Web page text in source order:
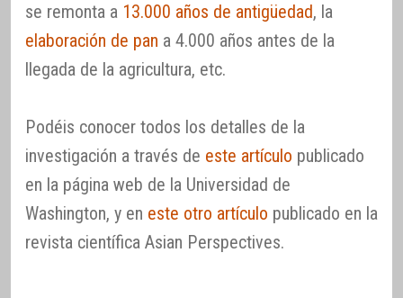
se remonta a 13.000 años de antigüedad, la
elaboración de pan a 4.000 años antes de la
llegada de la agricultura, etc.
Podéis conocer todos los detalles de la
investigación a través de este artículo publicado
en la página web de la Universidad de
Washington, y en este otro artículo publicado en la
revista científica Asian Perspectives.